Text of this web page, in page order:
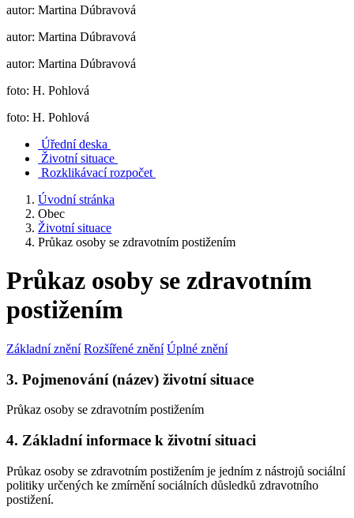
autor: Martina Dúbravová
autor: Martina Dúbravová
autor: Martina Dúbravová
foto: H. Pohlová
foto: H. Pohlová
Úřední deska
Životní situace
Rozklikávací rozpočet
Úvodní stránka
Obec
Životní situace
Průkaz osoby se zdravotním postižením
Průkaz osoby se zdravotním
postižením
Základní znění Rozšířené znění Úplné znění
3. Pojmenování (název) životní situace
Průkaz osoby se zdravotním postižením
4. Základní informace k životní situaci
Průkaz osoby se zdravotním postižením je jedním z nástrojů sociální
politiky určených ke zmírnění sociálních důsledků zdravotního
postižení.